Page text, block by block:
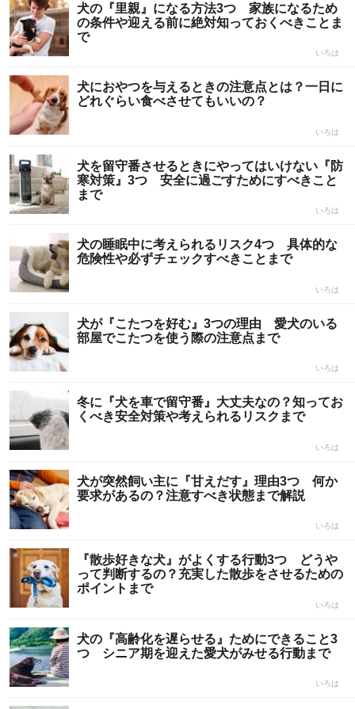
犬の『里親』になる方法3つ 家族になるため
の条件や迎える前に絶対知っておくべきことま
で
いろは
犬におやつを与えるときの注意点とは？一日に
どれぐらい食べさせてもいいの？
いろは
犬を留守番させるときにやってはいけない『防
寒対策』3つ 安全に過ごすためにすべきこと
まで
いろは
犬の睡眠中に考えられるリスク4つ 具体的な
危険性や必ずチェックすべきことまで
いろは
犬が『こたつを好む』3つの理由 愛犬のいる
部屋でこたつを使う際の注意点まで
いろは
冬に『犬を車で留守番』大丈夫なの？知ってお
くべき安全対策や考えられるリスクまで
いろは
犬が突然飼い主に『甘えだす』理由3つ 何か
要求があるの？注意すべき状態まで解説
いろは
『散歩好きな犬』がよくする行動3つ どうや
って判断するの？充実した散歩をさせるための
ポイントまで
いろは
犬の『高齢化を遅らせる』ためにできること3
つ シニア期を迎えた愛犬がみせる行動まで
いろは